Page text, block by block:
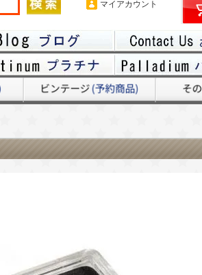
マイアカウント